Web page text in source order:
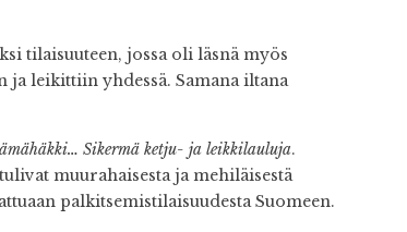
tilaisuuteen, jossa oli läsnä myös
ja leikittiin yhdessä. Samana iltana
Sikermä ketju- ja leikkilauluja.
muurahaisesta ja mehiläisestä
palkitsemistilaisuudesta Suomeen.